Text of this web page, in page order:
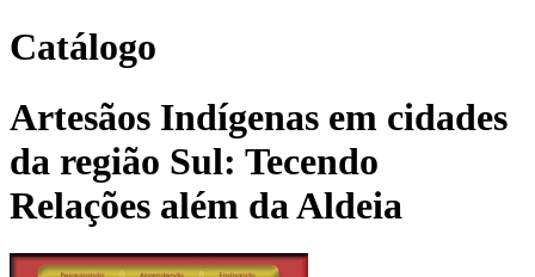
Catálogo
Artesãos Indígenas em cidades
da região Sul: Tecendo
Relações além da Aldeia